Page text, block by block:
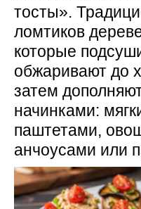
тосты».
ломтиков
которые
обжаривают до
затем
начинками:
паштетами,
анчоусами или